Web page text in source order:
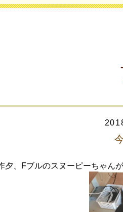
夕、Fブルのスヌーピーちゃんが